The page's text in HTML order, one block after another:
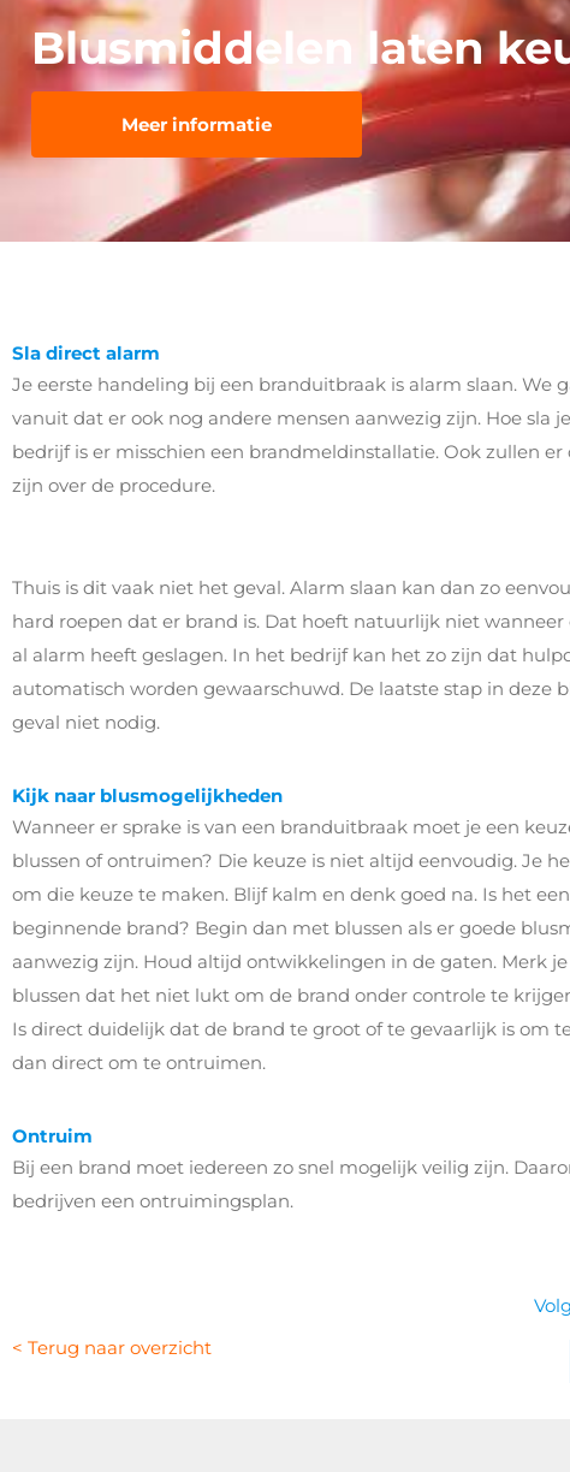
Blusmiddelen laten
Meer informatie
Sla direct alarm
Je eerste handeling bij een branduitbraak is alarm slaan. We
vanuit dat er ook nog andere mensen aanwezig zijn. Hoe sla
bedrijf is er misschien een brandmeldinstallatie. Ook zullen er
zijn over de procedure.
Thuis is dit vaak niet het geval. Alarm slaan kan dan zo
hard roepen dat er brand is. Dat hoeft natuurlijk niet
al alarm heeft geslagen. In het bedrijf kan het zo zijn dat
automatisch worden gewaarschuwd. De laatste stap in deze
geval niet nodig.
Kijk naar blusmogelijkheden
Wanneer er sprake is van een branduitbraak moet je een
blussen of ontruimen? Die keuze is niet altijd eenvoudig. Je
om die keuze te maken. Blijf kalm en denk goed na. Is het
beginnende brand? Begin dan met blussen als er goede
aanwezig zijn. Houd altijd ontwikkelingen in de gaten. Merk
blussen dat het niet lukt om de brand onder controle te
Is direct duidelijk dat de brand te groot of te gevaarlijk is om
dan direct om te ontruimen.
Ontruim
Bij een brand moet iedereen zo snel mogelijk veilig zijn.
bedrijven een ontruimingsplan.
< Terug naar overzicht